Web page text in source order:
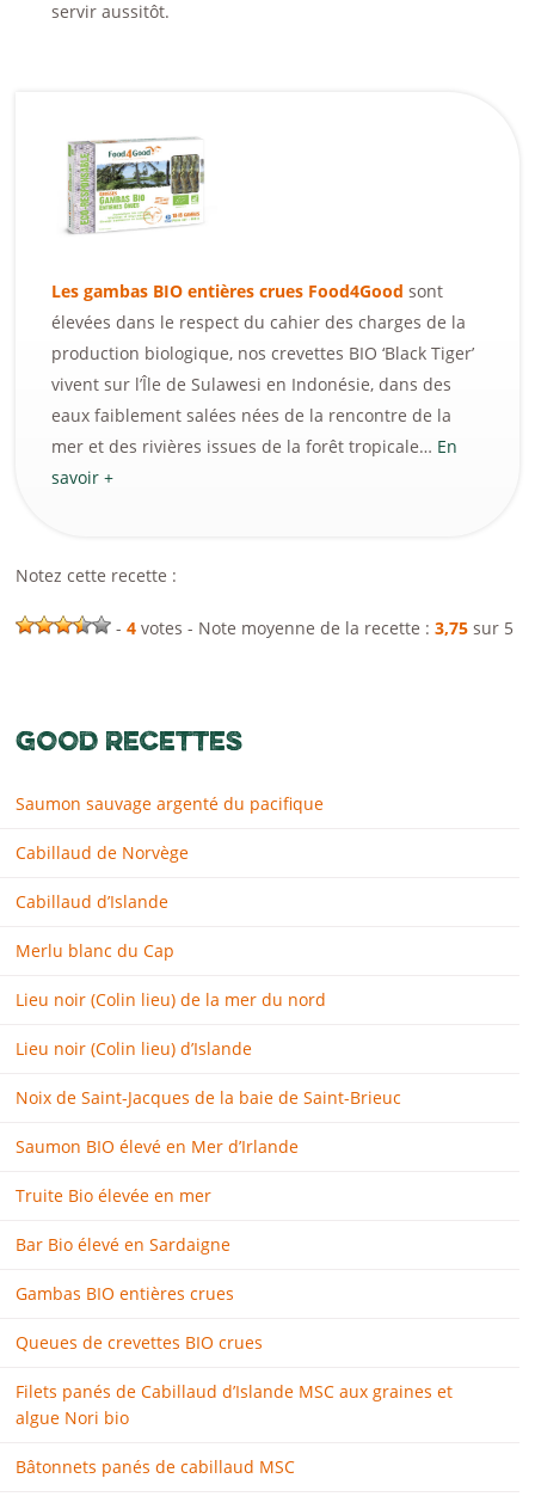
servir aussitôt.
Les gambas BIO entières crues Food4Good sont
élevées dans le respect du cahier des charges de la
production biologique, nos crevettes BIO ‘Black Tiger’
vivent sur l’Île de Sulawesi en Indonésie, dans des
eaux faiblement salées nées de la rencontre de la
mer et des rivières issues de la forêt tropicale… En
savoir +
Notez cette recette :
-4 votes - Note moyenne de la recette :3,75 sur 5
GOOD RECETTES
Saumon sauvage argenté du pacifique
Cabillaud de Norvège
Cabillaud d’Islande
Merlu blanc du Cap
Lieu noir (Colin lieu) de la mer du nord
Lieu noir (Colin lieu) d’Islande
Noix de Saint-Jacques de la baie de Saint-Brieuc
Saumon BIO élevé en Mer d’Irlande
Truite Bio élevée en mer
Bar Bio élevé en Sardaigne
Gambas BIO entières crues
Queues de crevettes BIO crues
Filets panés de Cabillaud d’Islande MSC aux graines et
algue Nori bio
Bâtonnets panés de cabillaud MSC